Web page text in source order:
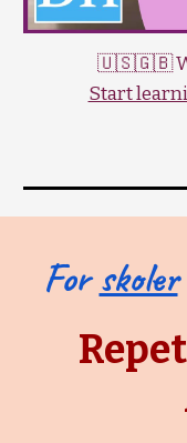
🇺🇸🇬🇧
Start
Forskoler